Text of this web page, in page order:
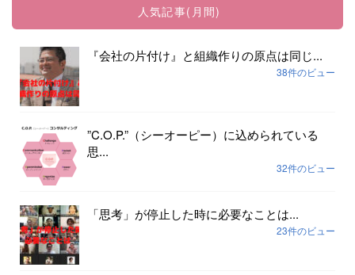
人気記事(月間)
『会社の片付け』と組織作りの原点は同じ...
38件のビュー
”C.O.P.”（シーオーピー）に込められている
思...
32件のビュー
「思考」が停止した時に必要なことは...
23件のビュー